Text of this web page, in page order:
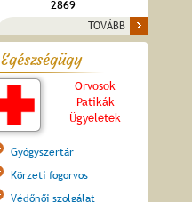
2869
TOVÁBB
Egészségügy
Orvosok
Patikák
Ügyeletek
Gyógyszertár
Körzeti fogorvos
Védőnői szolgálat